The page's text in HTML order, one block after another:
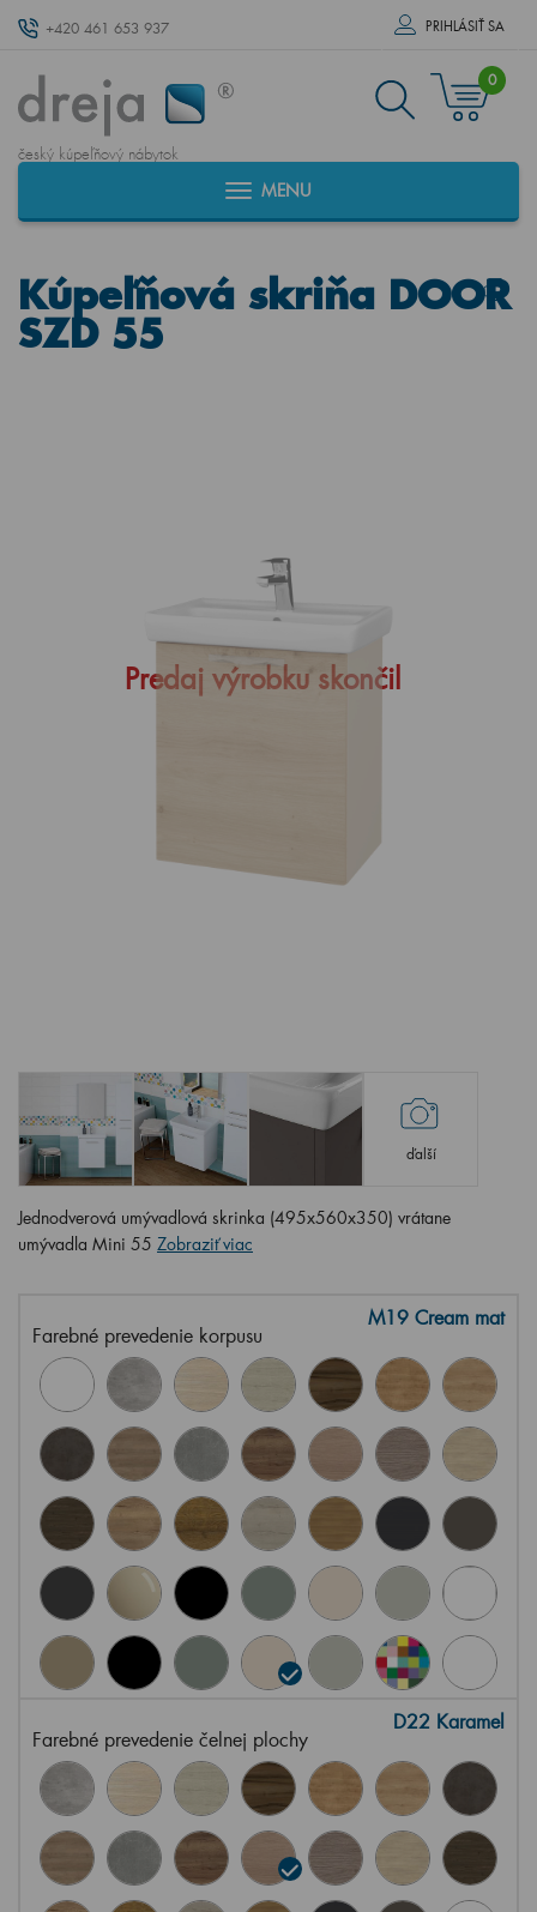
+420 461 653 937 PRIHLÁSIŤ SA
český kúpeľňový nábytok
0
MENU
Kúpeľňová skriňa DOOR
SZD 55
Predaj výrobku skončil
ďalší
Jednodverová umývadlová skrinka (495x560x350) vrátane
umývadla Mini 55 Zobraziť viac
Farebné prevedenie korpusu
M19 Cream mat
Farebné prevedenie čelnej plochy
D22 Karamel